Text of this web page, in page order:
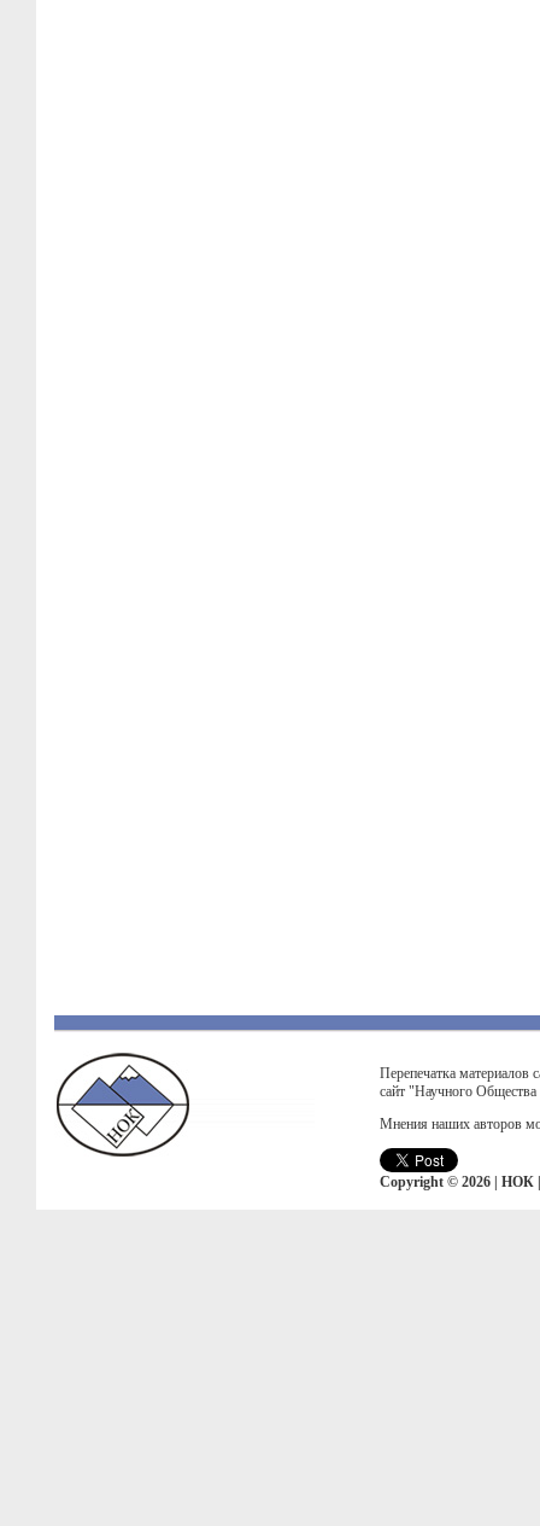
Перепечатка материалов
сайт "Научного
Мнения наших авторов
Copyright © 2026 | НОК